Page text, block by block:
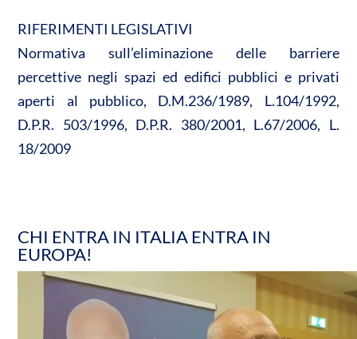
RIFERIMENTI LEGISLATIVI
Normativa sull’eliminazione delle barriere
percettive negli spazi ed edifici pubblici e privati
aperti al pubblico, D.M.236/1989, L.104/1992,
D.P.R. 503/1996, D.P.R. 380/2001, L.67/2006, L.
18/2009
CHI ENTRA IN ITALIA ENTRA IN
EUROPA!